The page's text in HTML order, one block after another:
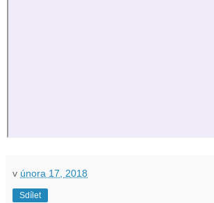
v února 17, 2018
Sdílet